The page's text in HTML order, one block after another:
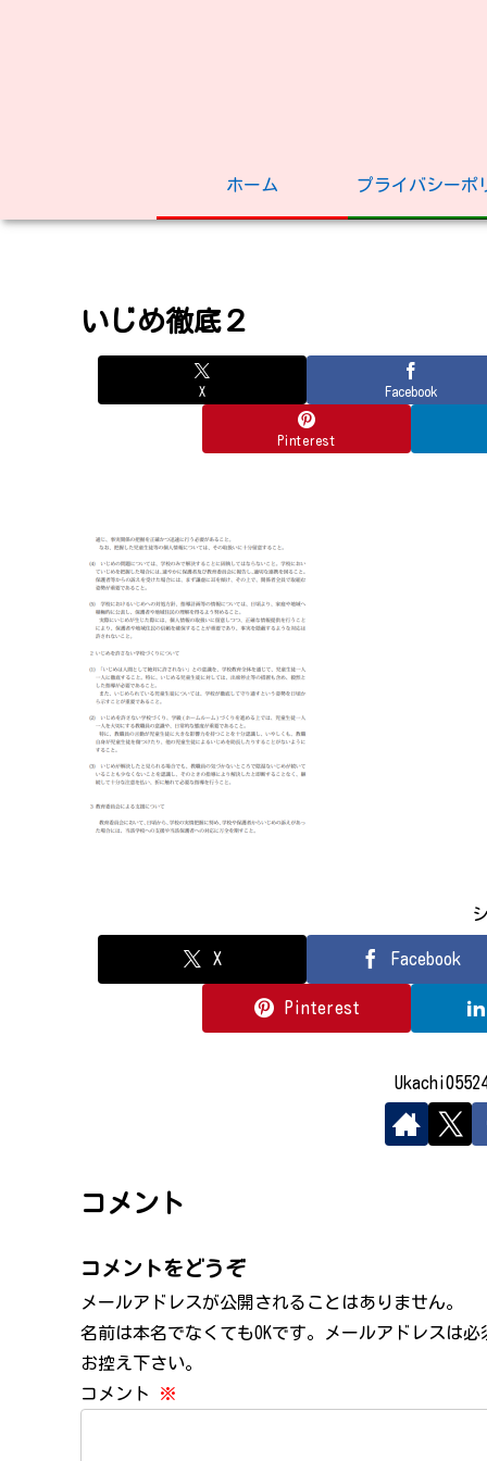
ホーム プライバシーポ
いじめ徹底２
X Facebook
Pinterest
X Facebook
Pinterest
コメント
コメントをどうぞ
メールアドレスが公開されることはありません。
名前は本名でなくてもOKです。メールアドレスは
お控え下さい。
コメント
※